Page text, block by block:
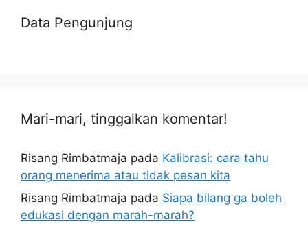
Data Pengunjung
Mari-mari, tinggalkan komentar!
Risang Rimbatmaja pada Kalibrasi: cara tahu
orang menerima atau tidak pesan kita
Risang Rimbatmaja pada Siapa bilang ga boleh
edukasi dengan marah-marah?